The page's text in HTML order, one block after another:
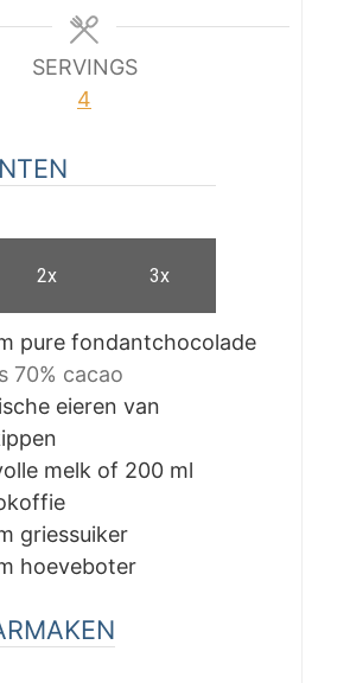
e
s
SERVINGS
4
2x 3x
pure fondantchocolade
70% cacao
eieren van
melk of 200 ml
griessuiker
hoeveboter